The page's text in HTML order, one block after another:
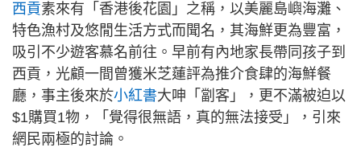
西貢素來有「香港後花園」之稱，以美麗島嶼海灘、
特色漁村及悠閒生活方式而聞名，其海鮮更為豐富，
吸引不少遊客慕名前往。早前有內地家長帶同孩子到
西貢，光顧一間曾獲米芝蓮評為推介食肆的海鮮餐
廳，事主後來於小紅書大呻「劏客」，更不滿被迫以
$1購買1物，「覺得很無語，真的無法接受」，引來
網民兩極的討論。